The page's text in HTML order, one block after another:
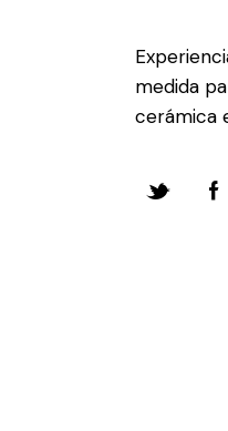
medida
cerámica